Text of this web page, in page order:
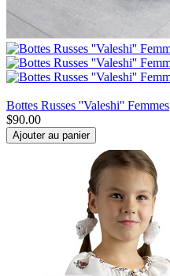
Bottes Russes ''Valeshi'' Femmes
$90.00
Ajouter au panier